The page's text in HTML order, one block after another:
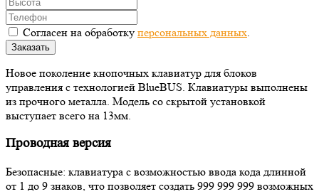
Согласен на обработку персональных данных
Заказать
Новое поколение кнопочных клавиатур для блоков
управления с технологией BlueBUS. Клавиатуры выполнены
из прочного металла. Модель со скрытой установкой
выступает всего на 13мм.
Проводная версия
Безопасные: клавиатура с возможностью ввода кода длинной
от 1 до 9 знаков, что позволяет создать 999 999 999 возможных